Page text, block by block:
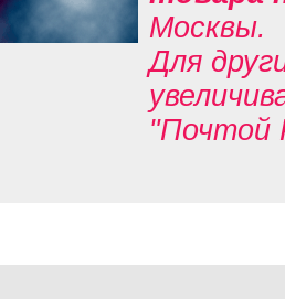
Москвы.
Для
"Почтой